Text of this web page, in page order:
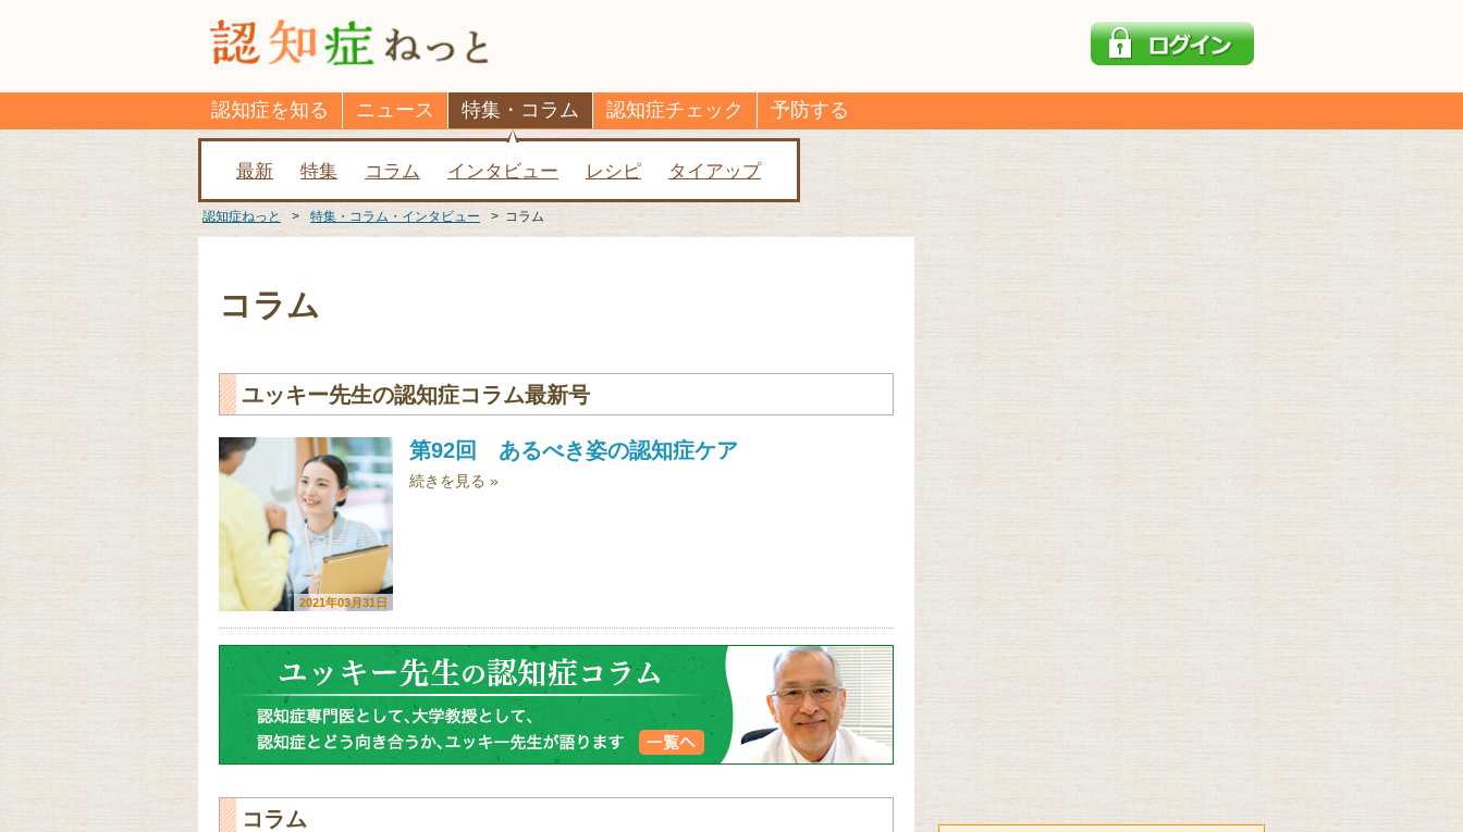
認知症を知る ニュース 特集・コラム
最新 特集 コラム インタビュー レシピ タイアップ
認知症チェック 予防する
認知症ねっと > 特集・コラム・インタビュー > コラム
コラム
ユッキー先生の認知症コラム最新号
2021年03月31日
第92回 あるべき姿の認知症ケア
続きを見る »
コラム